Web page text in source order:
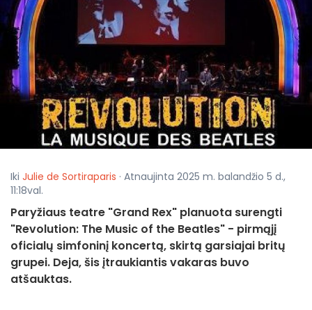
Iki Julie de Sortiraparis · Atnaujinta 2025 m. balandžio 5 d.,
11:18val.
Paryžiaus teatre "Grand Rex" planuota surengti
"Revolution: The Music of the Beatles" - pirmąjį
oficialų simfoninį koncertą, skirtą garsiajai britų
grupei. Deja, šis įtraukiantis vakaras buvo
atšauktas.